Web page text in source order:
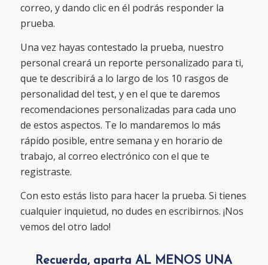
correo, y dando clic en él podrás responder la
prueba.
Una vez hayas contestado la prueba, nuestro
personal creará un reporte personalizado para ti,
que te describirá a lo largo de los 10 rasgos de
personalidad del test, y en el que te daremos
recomendaciones personalizadas para cada uno
de estos aspectos. Te lo mandaremos lo más
rápido posible, entre semana y en horario de
trabajo, al correo electrónico con el que te
registraste.
Con esto estás listo para hacer la prueba. Si tienes
cualquier inquietud, no dudes en escribirnos. ¡Nos
vemos del otro lado!
Recuerda, aparta AL MENOS UNA